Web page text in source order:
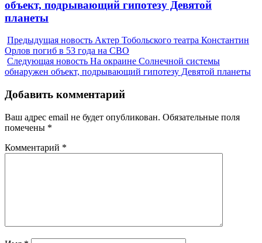
объект, подрывающий гипотезу Девятой
планеты
Предыдущая новость Актер Тобольского театра Константин
Орлов погиб в 53 года на СВО
Следующая новость На окраине Солнечной системы
обнаружен объект, подрывающий гипотезу Девятой планеты
Добавить комментарий
Ваш адрес email не будет опубликован. Обязательные поля
помечены *
Комментарий *